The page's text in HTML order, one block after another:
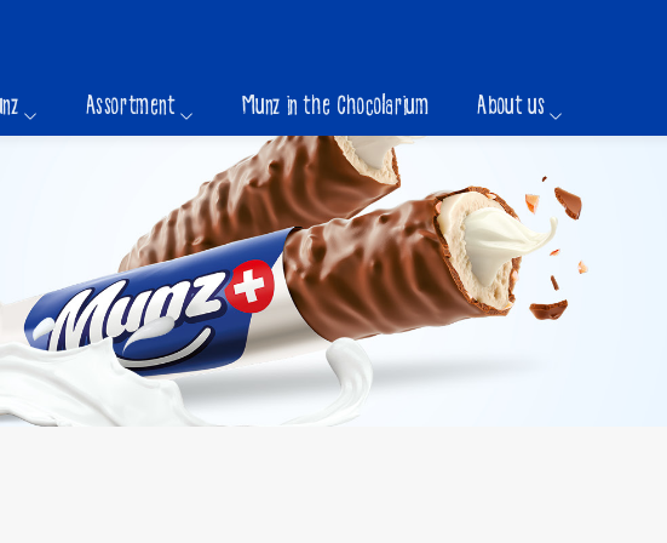
Assortment Munz in the Chocolarium About us